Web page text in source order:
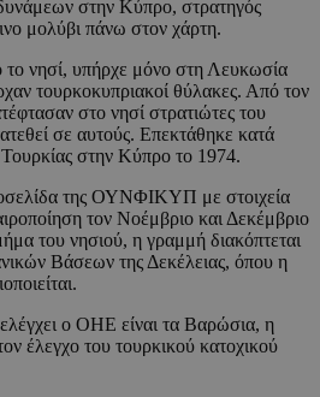
στην Κύπρο, στρατηγός
μολύβι πάνω στον χάρτη.
το νησί, υπήρχε μόνο στη Λευκωσία
τουρκοκυπριακοί θύλακες. Από τον
στο νησί στρατιώτες του
σε αυτούς. Επεκτάθηκε κατά
στην Κύπρο το 1974.
της ΟΥΝΦΙΚΥΠ με στοιχεία
τον Νοέμβριο και Δεκέμβριο
του νησιού, η γραμμή διακόπτεται
Βάσεων της Δεκέλειας, όπου η
ο ΟΗΕ είναι τα Βαρώσια, η
έλεγχο του τουρκικού κατοχικού